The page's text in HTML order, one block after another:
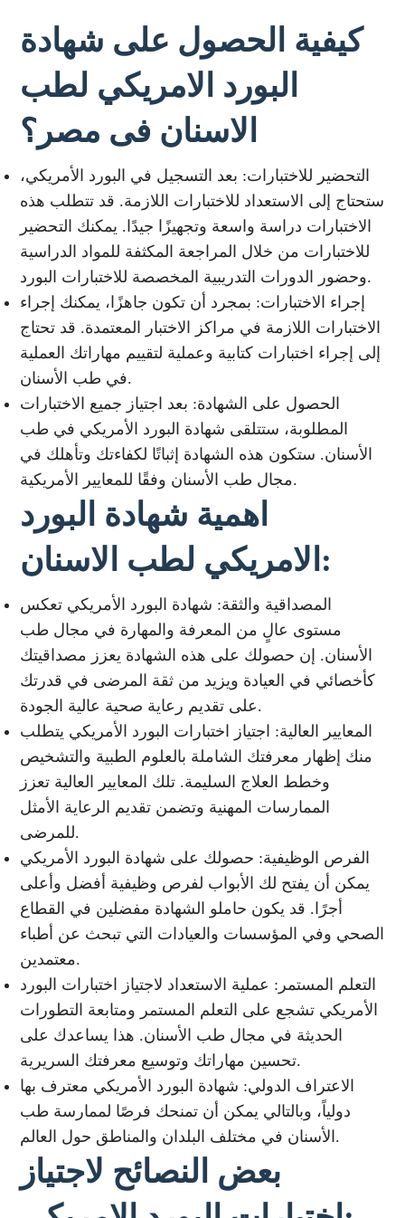
كيفية الحصول على شهادة
البورد الامريكي لطب
الاسنان فى مصر؟
التحضير للاختبارات: بعد التسجيل في البورد الأمريكي،
ستحتاج إلى الاستعداد للاختبارات اللازمة. قد تتطلب هذه
الاختبارات دراسة واسعة وتجهيزًا جيدًا. يمكنك التحضير
للاختبارات من خلال المراجعة المكثفة للمواد الدراسية
وحضور الدورات التدريبية المخصصة للاختبارات البورد.
إجراء الاختبارات: بمجرد أن تكون جاهزًا، يمكنك إجراء
الاختبارات اللازمة في مراكز الاختبار المعتمدة. قد تحتاج
إلى إجراء اختبارات كتابية وعملية لتقييم مهاراتك العملية
في طب الأسنان.
الحصول على الشهادة: بعد اجتياز جميع الاختبارات
المطلوبة، ستتلقى شهادة البورد الأمريكي في طب
الأسنان. ستكون هذه الشهادة إثباتًا لكفاءتك وتأهلك في
مجال طب الأسنان وفقًا للمعايير الأمريكية.
اهمية شهادة البورد
الامريكي لطب الاسنان:
المصداقية والثقة: شهادة البورد الأمريكي تعكس
مستوى عالٍ من المعرفة والمهارة في مجال طب
الأسنان. إن حصولك على هذه الشهادة يعزز مصداقيتك
كأخصائي في العيادة ويزيد من ثقة المرضى في قدرتك
على تقديم رعاية صحية عالية الجودة.
المعايير العالية: اجتياز اختبارات البورد الأمريكي يتطلب
منك إظهار معرفتك الشاملة بالعلوم الطبية والتشخيص
وخطط العلاج السليمة. تلك المعايير العالية تعزز
الممارسات المهنية وتضمن تقديم الرعاية الأمثل
للمرضى.
الفرص الوظيفية: حصولك على شهادة البورد الأمريكي
يمكن أن يفتح لك الأبواب لفرص وظيفية أفضل وأعلى
أجرًا. قد يكون حاملو الشهادة مفضلين في القطاع
الصحي وفي المؤسسات والعيادات التي تبحث عن أطباء
معتمدين.
التعلم المستمر: عملية الاستعداد لاجتياز اختبارات البورد
الأمريكي تشجع على التعلم المستمر ومتابعة التطورات
الحديثة في مجال طب الأسنان. هذا يساعدك على
تحسين مهاراتك وتوسيع معرفتك السريرية.
الاعتراف الدولي: شهادة البورد الأمريكي معترف بها
دولياً، وبالتالي يمكن أن تمنحك فرصًا لممارسة طب
الأسنان في مختلف البلدان والمناطق حول العالم.
بعض النصائح لاجتياز